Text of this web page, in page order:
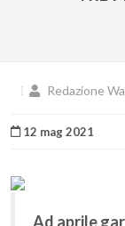
Redazione
12 mag 2021
Ad aprile